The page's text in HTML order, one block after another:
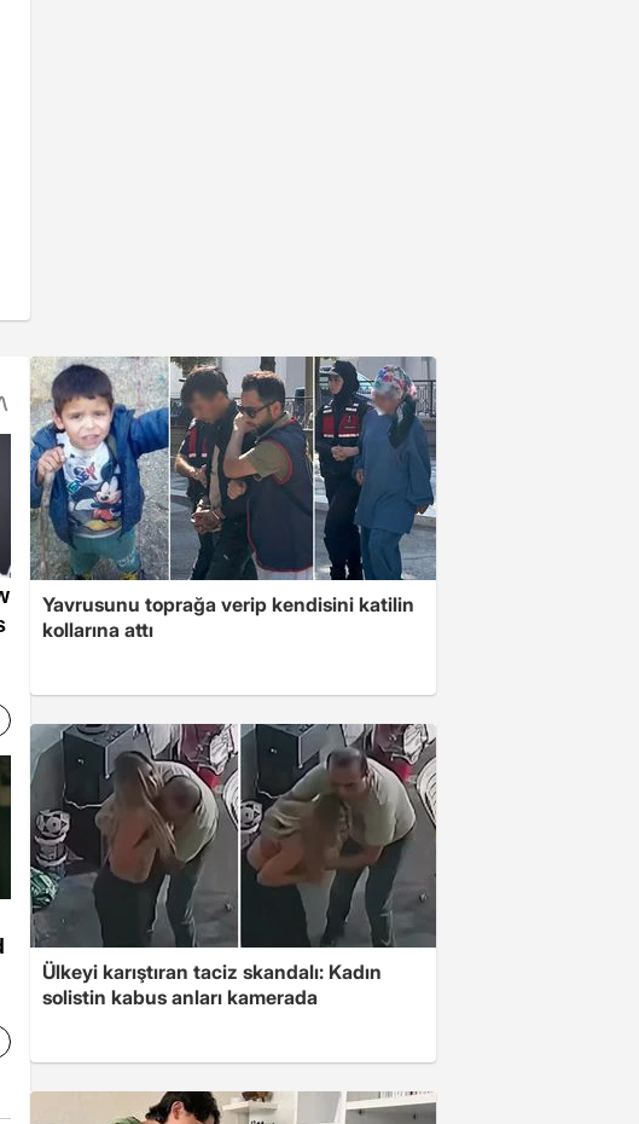
Yavrusunu toprağa verip kendisini katilin
kollarına attı
Ülkeyi karıştıran taciz skandalı: Kadın
solistin kabus anları kamerada